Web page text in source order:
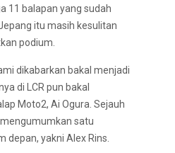
11 balapan yang sudah
itu masih kesulitan
podium.
dikabarkan bakal menjadi
di LCR pun bakal
Moto2, Ai Ogura. Sejauh
satu
depan, yakni Alex Rins.